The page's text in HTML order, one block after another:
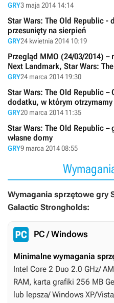
GRY3 maja 2014 14:14
Star Wars: The Old Republic
przesunięty na sierpień
GRY24 kwietnia 2014 10:19
Przegląd MMO (24/03/2014) –
Next Landmark, Star Wars:
GRY24 marca 2014 19:30
Star Wars: The Old Republic
dodatku, w którym otrzymamy
GRY20 marca 2014 11:35
Star Wars: The Old Republic
własne domy
GRY9 marca 2014 08:55
Wymagania sprzętowe gry
Galactic Strongholds:
PC / Windows
Minimalne wymagania
Intel Core 2 Duo 2.0 GHz/
RAM, karta grafiki 256 MB
lub lepsza/ Windows XP/